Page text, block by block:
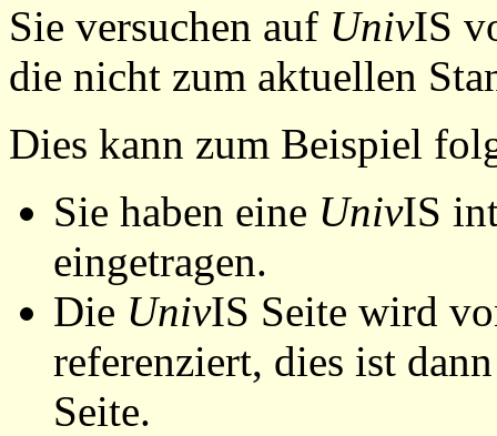
Sie versuchen auf UnivIS
die nicht zum aktuellen
Dies kann zum Beispiel
Sie haben eine UnivIS
eingetragen.
Die UnivIS Seite wird
referenziert, dies ist
Seite.